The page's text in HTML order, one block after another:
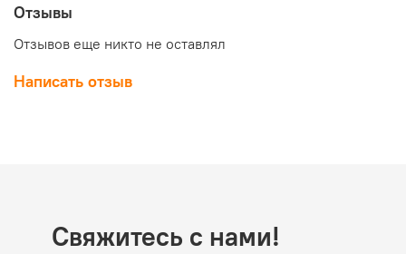
Отзывы
Отзывов еще никто не оставлял
Написать отзыв
Свяжитесь с нами!